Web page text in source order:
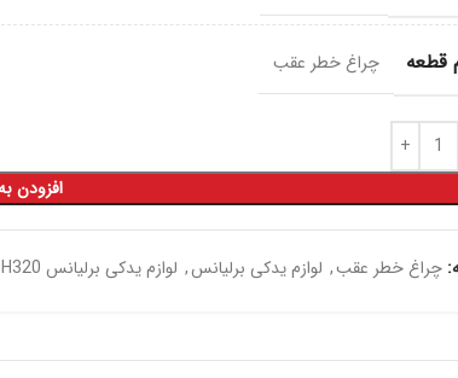
قطعه چراغ خطر عقب
افزودن
چراغ خطر عقب, لوازم یدکی برلیانس, لوازم یدکی برلیانس H320